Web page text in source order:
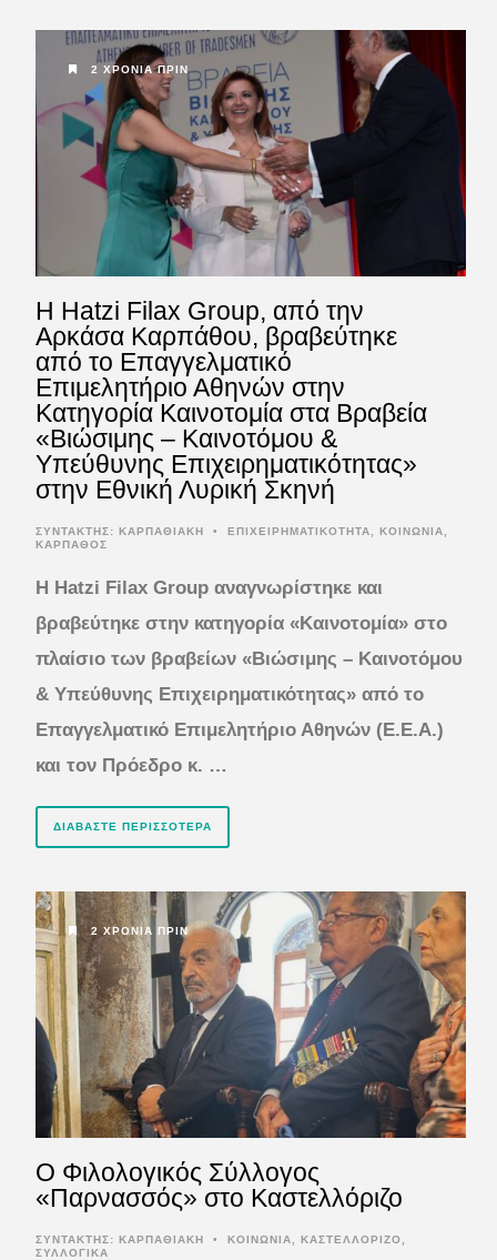
2 ΧΡΌΝΙΑ ΠΡΙΝ
Η Hatzi Filax Group, από την
Αρκάσα Καρπάθου, βραβεύτηκε
από το Επαγγελματικό
Επιμελητήριο Αθηνών στην
Kατηγορία Καινοτομία στα Βραβεία
«Βιώσιμης – Καινοτόμου &
Υπεύθυνης Επιχειρηματικότητας»
στην Εθνική Λυρική Σκηνή
ΣΥΝΤΆΚΤΗΣ: ΚΑΡΠΑΘΙΑΚΗ • ΕΠΙΧΕΙΡΗΜΑΤΙΚΟΤΗΤΑ ΚΟΙΝΩΝΙΑ
ΚΑΡΠΑΘΟΣ
Η Hatzi Filax Group αναγνωρίστηκε και
βραβεύτηκε στην κατηγορία «Καινοτομία» στο
πλαίσιο των βραβείων «Βιώσιμης – Καινοτόμου
& Υπεύθυνης Επιχειρηματικότητας» από το
Επαγγελματικό Επιμελητήριο Αθηνών (Ε.Ε.Α.)
και τον Πρόεδρο κ. …
ΔΙΑΒΆΣΤΕ ΠΕΡΙΣΣΌΤΕΡΑ
2 ΧΡΌΝΙΑ ΠΡΙΝ
Ο Φιλολογικός Σύλλογος
«Παρνασσός» στο Καστελλόριζο
ΣΥΝΤΆΚΤΗΣ: ΚΑΡΠΑΘΙΑΚΗ • ΚΟΙΝΩΝΙΑ ΚΑΣΤΕΛΛΟΡΙΖΟ
ΣΥΛΛΟΓΙΚΑ